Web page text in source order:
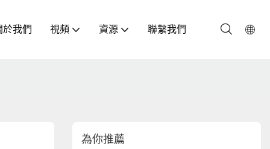
於我們 視頻 資源 聯繫我們
為你推薦